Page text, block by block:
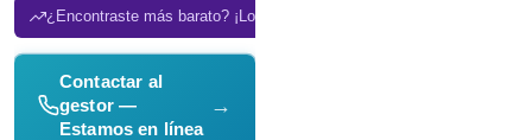
¿Encontraste más barato? ¡Lo igualamos!
Contactar al
gestor —
Estamos en línea
→